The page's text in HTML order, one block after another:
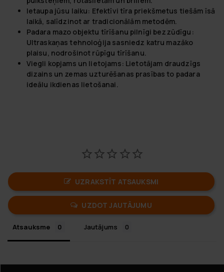
Ietaupa jūsu laiku: Efektīvi tīra priekšmetus tiešām īsā
laikā, salīdzinot ar tradicionālām metodēm.
Padara mazo objektu tīrīšanu pilnīgi bezzūdīgu:
Ultraskaņas tehnoloģija sasniedz katru mazāko
plaisu, nodrošinot rūpīgu tīrīšanu.
Viegli kopjams un lietojams: Lietotājam draudzīgs
dizains un zemas uzturēšanas prasības to padara
ideālu ikdienas lietošanai.
UZRAKSTĪT ATSAUKSMI
UZDOT JAUTĀJUMU
Atsauksme Jautājums